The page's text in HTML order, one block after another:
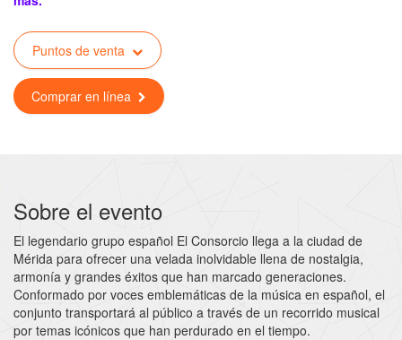
Puntos de venta
Comprar en línea
Sobre el evento
El legendario grupo español El Consorcio llega a la ciudad de
Mérida para ofrecer una velada inolvidable llena de nostalgia,
armonía y grandes éxitos que han marcado generaciones.
Conformado por voces emblemáticas de la música en español, el
conjunto transportará al público a través de un recorrido musical
por temas icónicos que han perdurado en el tiempo.